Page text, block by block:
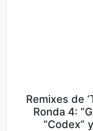
Remixes de
Ronda 4:
“Codex”